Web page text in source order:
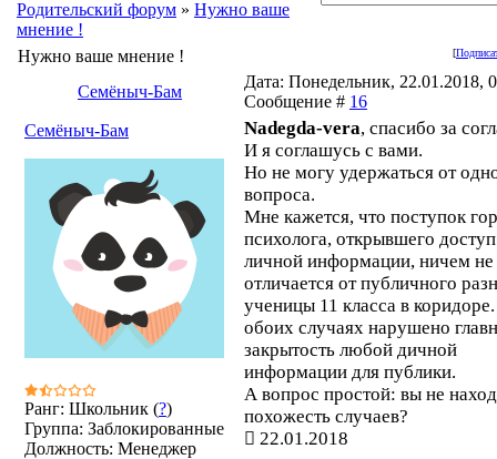
Родительский форум » Нужно ваше
мнение !
[
Нужно ваше мнение !
Семёныч-Бам
Дата: Понедельник, 22.01.2018,
Сообщение # 16
Семёныч-Бам
Ранг: Школьник (?)
Группа: Заблокированные
Должность: Менеджер
Nadegda-vera, спасибо за
И я соглашусь с вами.
Но не могу удержаться от
вопроса.
Мне кажется, что поступок
психолога, открывшего
личной информации, ничем не
отличается от публичного
ученицы 11 класса в
обоих случаях нарушено
закрытость любой дичной
информации для публики.
А вопрос простой: вы не
похожесть случаев?
22.01.2018